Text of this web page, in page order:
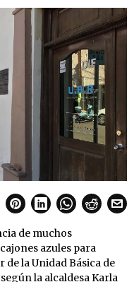
de muchos
azules para
la Unidad Básica de
la alcaldesa Karla